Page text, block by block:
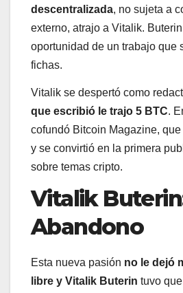
descentralizada, no sujeta a
externo, atrajo a Vitalik.
oportunidad de un trabajo que
fichas.
Vitalik se despertó como
que escribió le trajo 5 BTC.
cofundó Bitcoin Magazine,
y se convirtió en la primera
sobre temas cripto.
Vitalik
Abandono
Esta nueva pasión no le dejó
libre y Vitalik Buterin tuvo